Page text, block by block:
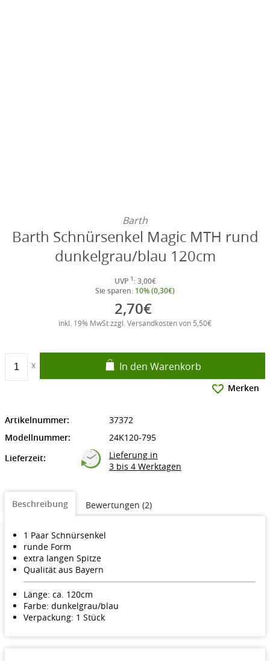
Barth
Barth Schnürsenkel Magic MTH rund
dunkelgrau/blau 120cm
UVP 1 : 3,00€
Sie sparen: 10% (0,30€)
2,70€
inkl. 19% MwSt zzgl. Versandkosten von 5,50€
In den Warenkorb
Merken
Artikelnummer:
37372
Modellnummer:
24K120-795
Lieferzeit:
Lieferung in
3 bis 4 Werktagen
Beschreibung Bewertungen (2)
1 Paar Schnürsenkel
runde Form
extra langen Spitze
Qualität aus Bayern
Länge: ca. 120cm
Farbe: dunkelgrau/blau
Verpackung: 1 Stück